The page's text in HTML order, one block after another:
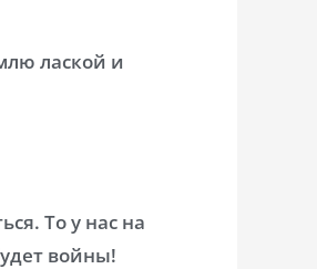
лаской и
То у нас на
войны!